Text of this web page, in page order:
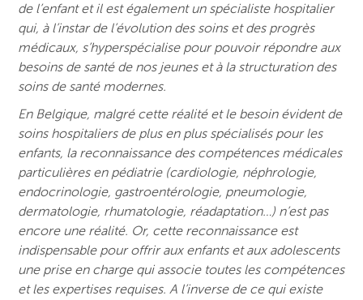
de l’enfant et il est également un spécialiste hospitalier
qui, à l’instar de l’évolution des soins et des progrès
médicaux, s’hyperspécialise pour pouvoir répondre aux
besoins de santé de nos jeunes et à la structuration des
soins de santé modernes.
En Belgique, malgré cette réalité et le besoin évident de
soins hospitaliers de plus en plus spécialisés pour les
enfants, la reconnaissance des compétences médicales
particulières en pédiatrie (cardiologie, néphrologie,
endocrinologie, gastroentérologie, pneumologie,
dermatologie, rhumatologie, réadaptation…) n’est pas
encore une réalité. Or, cette reconnaissance est
indispensable pour offrir aux enfants et aux adolescents
une prise en charge qui associe toutes les compétences
et les expertises requises. A l’inverse de ce qui existe